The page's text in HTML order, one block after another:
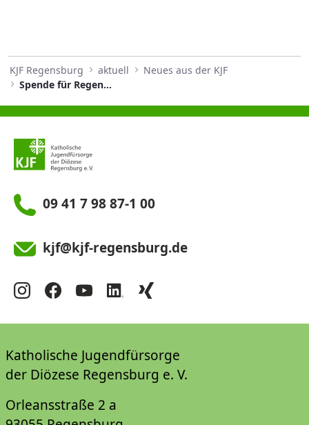
KJF Regensburg aktuell
Neues aus der KJF
Spende für Regensburger Weihnachtssingen
09 41 7 98 87-1 00
kjf@kjf-regensburg.de
Katholische Jugendfürsorge
der Diözese Regensburg e. V.
Orleansstraße 2 a